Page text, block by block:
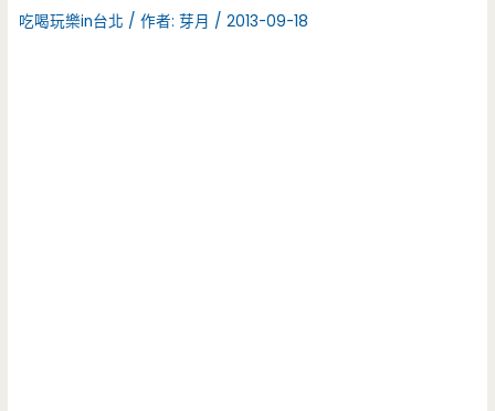
吃喝玩樂in台北 / 作者:芽月 /2013-09-18